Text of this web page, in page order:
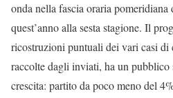
onda nella fascia oraria
quest’anno alla sesta stagione. Il
ricostruzioni puntuali dei vari casi di
raccolte dagli inviati, ha un
crescita: partito da poco meno del